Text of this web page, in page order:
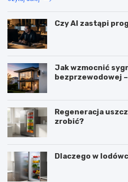
Czy AI zastąpi
Jak wzmocnić
bezprzewodowej
Regeneracja
zrobić?
Dlaczego w